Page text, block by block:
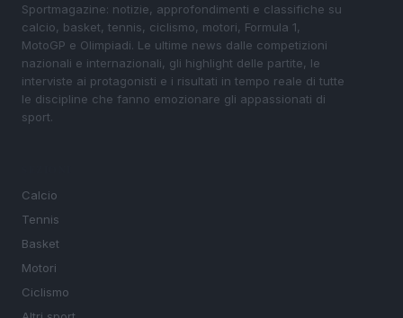
Sportmagazine: notizie, approfondimenti e classifiche su
calcio, basket, tennis, ciclismo, motori, Formula 1,
MotoGP e Olimpiadi. Le ultime news dalle competizioni
nazionali e internazionali, gli highlight delle partite, le
interviste ai protagonisti e i risultati in tempo reale di tutte
le discipline che fanno emozionare gli appassionati di
sport.
Calcio
Tennis
Basket
Motori
Ciclismo